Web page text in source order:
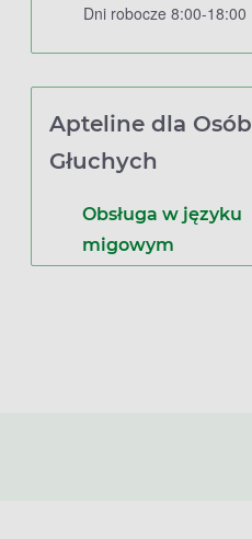
Dni robocze 8:00-18:00
Apteline dla Osób
Głuchych
Obsługa w języku
migowym